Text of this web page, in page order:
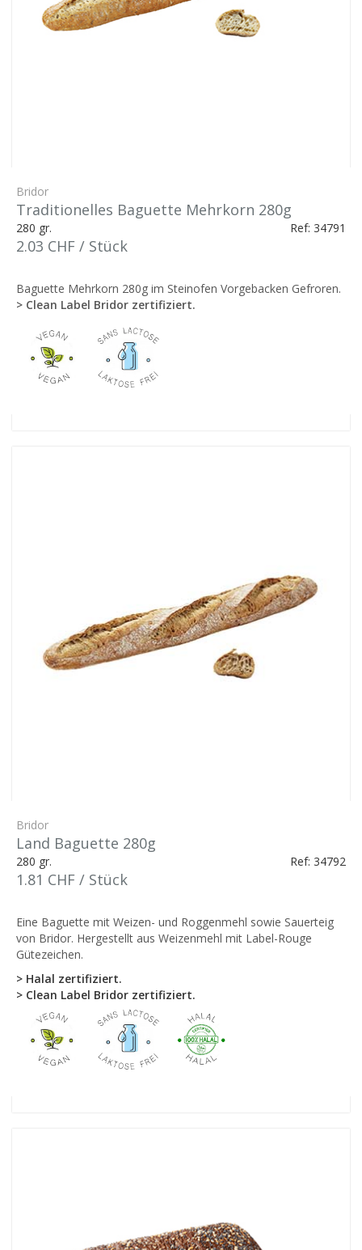
Bridor
Traditionelles Baguette Mehrkorn 280g
280 gr. Ref: 34791
2.03 CHF / Stück
Baguette Mehrkorn 280g im Steinofen Vorgebacken Gefroren.
> Clean Label Bridor zertifiziert.
Bridor
Land Baguette 280g
280 gr. Ref: 34792
1.81 CHF / Stück
Eine Baguette mit Weizen- und Roggenmehl sowie Sauerteig
von Bridor. Hergestellt aus Weizenmehl mit Label-Rouge
Gütezeichen.
> Halal zertifiziert.
> Clean Label Bridor zertifiziert.